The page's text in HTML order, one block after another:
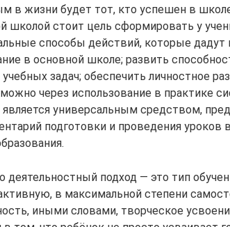
в жизни будет тот, кто успешен в
школой стоит цель сформировать у
способы действий, которые
в основной школе; развить
задач; обеспечить личностное
через использование в практике
универсальным средством,
подготовки и проведения
деятельностный подход — это тип
в максимальной степени
иными словами, творческое